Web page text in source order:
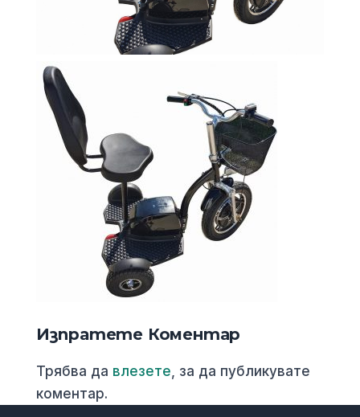
Изпратете Коментар
Трябва да влезете , за да публикувате
коментар.